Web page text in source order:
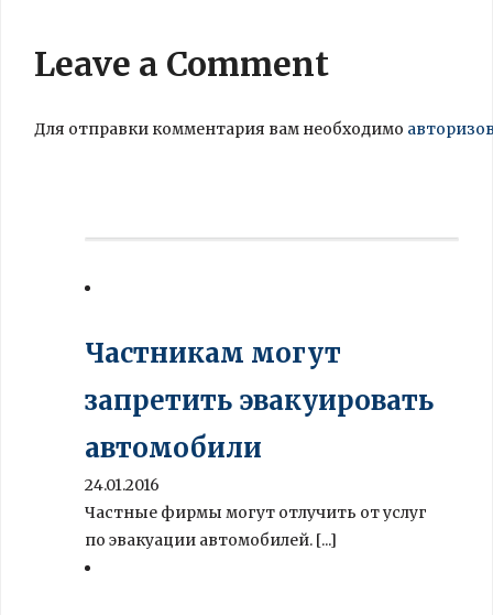
Leave a Comment
Для отправки комментария вам необходимо
Частникам могут
запретить эвакуировать
автомобили
24.01.2016
Частные фирмы могут отлучить от услуг
по эвакуации автомобилей. [...]